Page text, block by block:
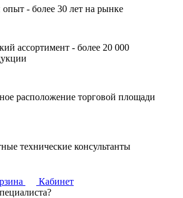
- более 30 лет на рынке
ассортимент - более 20 000
расположение торговой площади
технические консультанты
Кабинет